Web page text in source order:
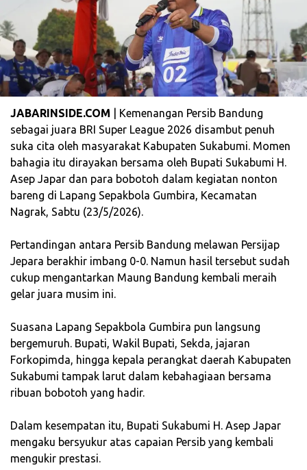
JABARINSIDE.COM | Kemenangan Persib Bandung
sebagai juara BRI Super League 2026 disambut penuh
suka cita oleh masyarakat Kabupaten Sukabumi. Momen
bahagia itu dirayakan bersama oleh Bupati Sukabumi H.
Asep Japar dan para bobotoh dalam kegiatan nonton
bareng di Lapang Sepakbola Gumbira, Kecamatan
Nagrak, Sabtu (23/5/2026).
‎Pertandingan antara Persib Bandung melawan Persijap
Jepara berakhir imbang 0-0. Namun hasil tersebut sudah
cukup mengantarkan Maung Bandung kembali meraih
gelar juara musim ini.
‎Suasana Lapang Sepakbola Gumbira pun langsung
bergemuruh. Bupati, Wakil Bupati, Sekda, jajaran
Forkopimda, hingga kepala perangkat daerah Kabupaten
Sukabumi tampak larut dalam kebahagiaan bersama
ribuan bobotoh yang hadir.
‎Dalam kesempatan itu, Bupati Sukabumi H. Asep Japar
mengaku bersyukur atas capaian Persib yang kembali
mengukir prestasi.